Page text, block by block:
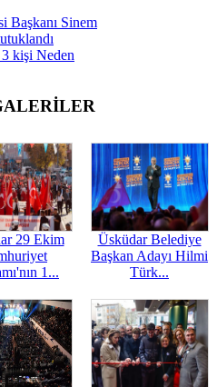
Başkanı Sinem
kişi Neden
29 Ekim
1...
Üsküdar Belediye
Başkan Adayı Hilmi
Türk...